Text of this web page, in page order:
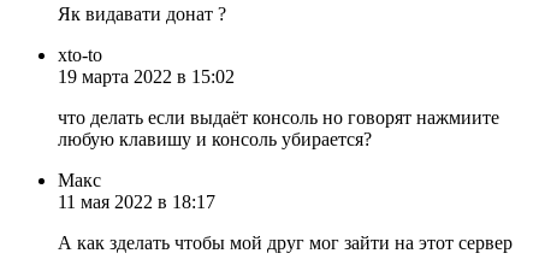
Як видавати донат ?
xto-to
19 марта 2022 в 15:02
что делать если выдаёт консоль но говорят нажмиите
любую клавишу и консоль убирается?
Макс
11 мая 2022 в 18:17
А как зделать чтобы мой друг мог зайти на этот сервер